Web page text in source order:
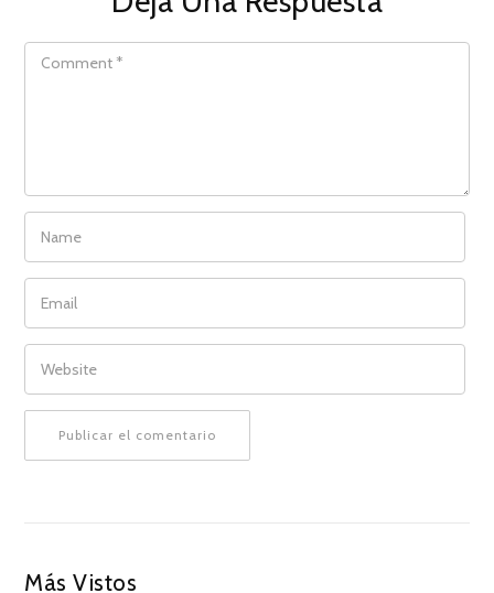
COMMENT
NAME
EMAIL
WEBSITE
Más Vistos